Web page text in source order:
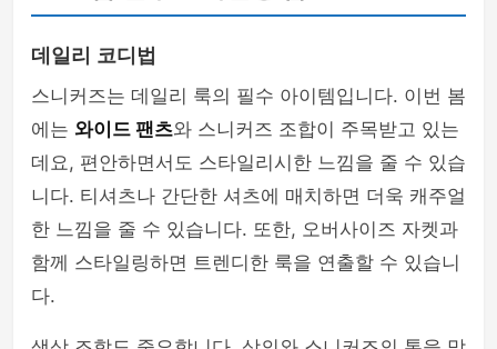
데일리 코디법
스니커즈는 데일리 룩의 필수 아이템입니다. 이번 봄
에는 와이드 팬츠와 스니커즈 조합이 주목받고 있는
데요, 편안하면서도 스타일리시한 느낌을 줄 수 있습
니다. 티셔츠나 간단한 셔츠에 매치하면 더욱 캐주얼
한 느낌을 줄 수 있습니다. 또한, 오버사이즈 자켓과
함께 스타일링하면 트렌디한 룩을 연출할 수 있습니
다.